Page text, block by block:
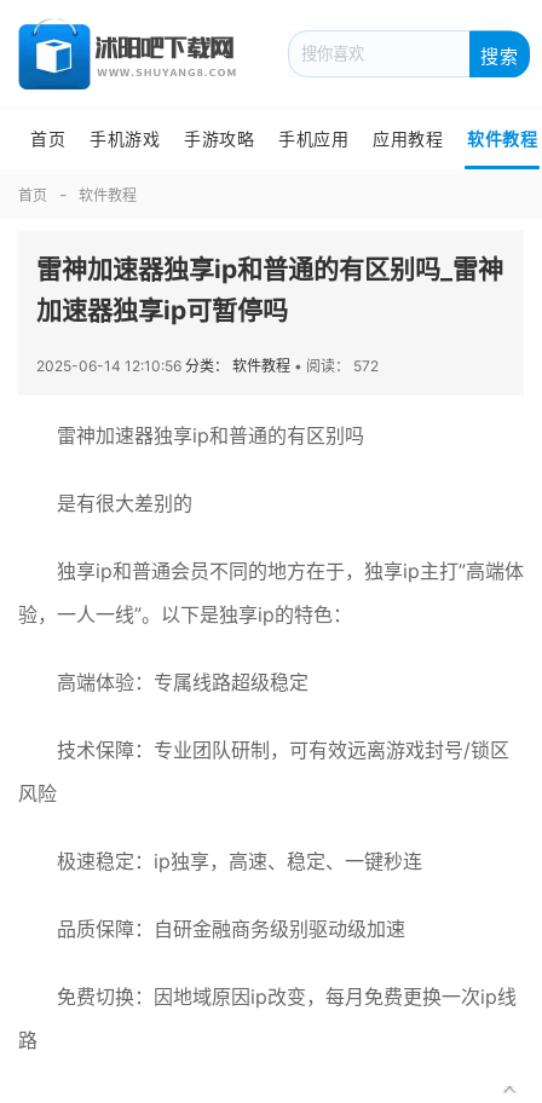
搜索
首页 手机游戏 手游攻略 手机应用 应用教程 软件教程
首页 软件教程
雷神加速器独享ip和普通的有区别吗_雷神
加速器独享ip可暂停吗
2025-06-14 12:10:56 分类： 软件教程 • 阅读： 572
雷神加速器独享ip和普通的有区别吗
是有很大差别的
独享ip和普通会员不同的地方在于，独享ip主打”高端体
验，一人一线”。以下是独享ip的特色：
高端体验：专属线路超级稳定
技术保障：专业团队研制，可有效远离游戏封号/锁区
风险
极速稳定：ip独享，高速、稳定、一键秒连
品质保障：自研金融商务级别驱动级加速
免费切换：因地域原因ip改变，每月免费更换一次ip线
路